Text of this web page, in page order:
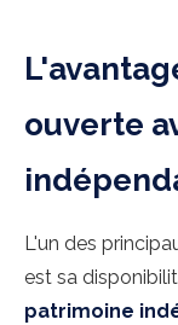
ouverte
L'un des
est sa
patrimoine